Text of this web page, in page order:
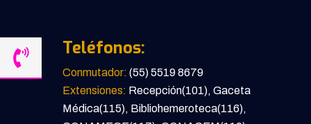
Teléfonos:
Conmutador: (55) 5519 8679
Extensiones: Recepción(101), Gaceta
Médica(115), Bibliohemeroteca(116),